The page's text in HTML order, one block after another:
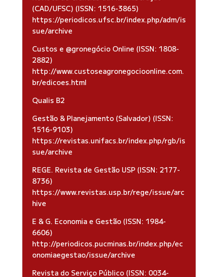
(CAD/UFSC) (ISSN: 1516-3865)
https://periodicos.ufsc.br/index.php/adm/is
sue/archive
Custos e @gronegócio Online (ISSN: 1808-
2882)
http://www.custoseagronegocioonline.com.
br/edicoes.html
Qualis B2
Gestão & Planejamento (Salvador) (ISSN:
1516-9103)
https://revistas.unifacs.br/index.php/rgb/is
sue/archive
REGE. Revista de Gestão USP (ISSN: 2177-
8736)
https://www.revistas.usp.br/rege/issue/arc
hive
E & G. Economia e Gestão (ISSN: 1984-
6606)
http://periodicos.pucminas.br/index.php/ec
onomiaegestao/issue/archive
Revista do Serviço Público (ISSN: 0034-